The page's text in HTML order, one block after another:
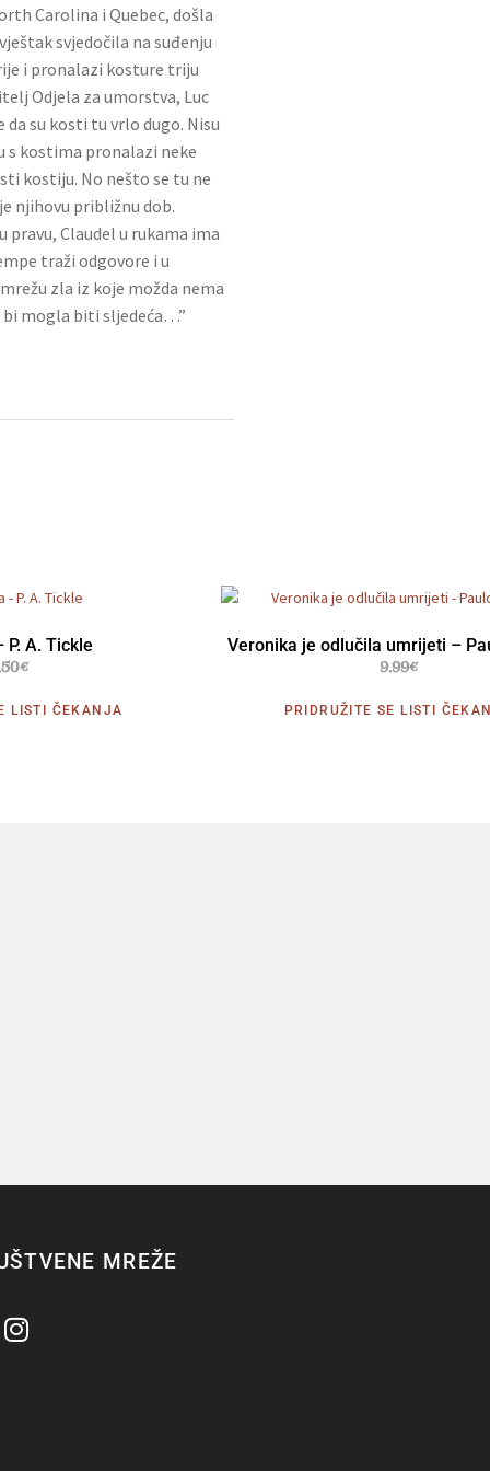
Carolina i Quebec, došla
svjedočila na suđenju
i pronalazi kosture triju
Odjela za umorstva, Luc
su kosti tu vrlo dugo. Nisu
s kostima pronalazi neke
kostiju. No nešto se tu ne
njihovu približnu dob.
pravu, Claudel u rukama ima
traži odgovore i u
zla iz koje možda nema
bi mogla biti sljedeća…”
P. A. Tickle
€
LISTI ČEKANJA
Veronika je odlučila umrijeti –
9.99€
PRIDRUŽITE SE LISTI
MREŽE